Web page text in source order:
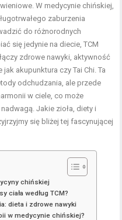
W medycynie chińskiej,
zaburzenia
do różnorodnych
się jedynie na diecie, TCM
zdrowe nawyki, aktywność
akupunktura czy Tai Chi. Ta
odchudzania, ale przede
w ciele, co może
Jakie zioła, diety i
się bliżej tej fascynującej
chińskiej
ciała według TCM?
dieta i zdrowe nawyki
w medycynie chińskiej?